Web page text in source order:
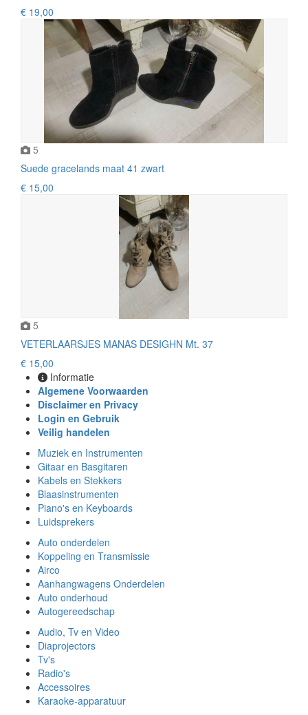
€ 19,00
5
Suede gracelands maat 41 zwart
€ 15,00
5
VETERLAARSJES MANAS DESIGHN Mt. 37
€ 15,00
Informatie
Algemene Voorwaarden
Disclaimer en Privacy
Login en Gebruik
Veilig handelen
Muziek en Instrumenten
Gitaar en Basgitaren
Kabels en Stekkers
Blaasinstrumenten
Piano's en Keyboards
Luidsprekers
Auto onderdelen
Koppeling en Transmissie
Airco
Aanhangwagens Onderdelen
Auto onderhoud
Autogereedschap
Audio, Tv en Video
Diaprojectors
Tv's
Radio's
Accessoires
Karaoke-apparatuur